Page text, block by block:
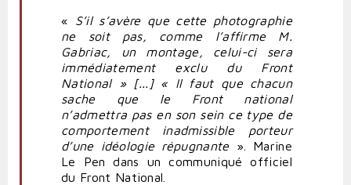
«
S’il s’avère que cette photographie
ne soit pas, comme l’affirme M.
Gabriac, un montage, celui-ci sera
immédiatement exclu du Front
National » [...] « Il faut que chacun
sache que le Front national
n’admettra pas en son sein ce type de
comportement inadmissible porteur
d’une idéologie répugnante ». Marine
Le Pen dans un communiqué officiel
du Front National.